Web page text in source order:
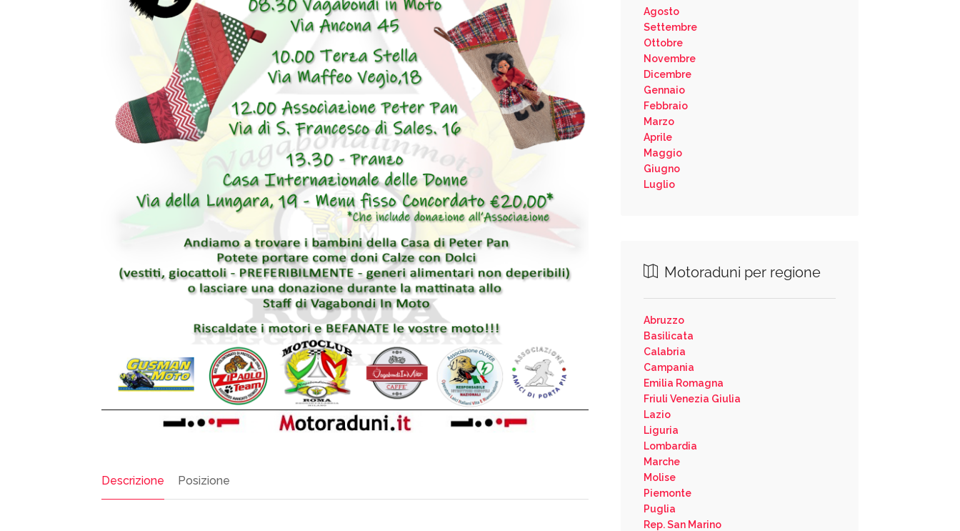
Descrizione Posizione
Agosto
Settembre
Ottobre
Novembre
Dicembre
Gennaio
Febbraio
Marzo
Aprile
Maggio
Giugno
Luglio
Motoraduni per regione
Abruzzo
Basilicata
Calabria
Campania
Emilia Romagna
Friuli Venezia Giulia
Lazio
Liguria
Lombardia
Marche
Molise
Piemonte
Puglia
Rep. San Marino